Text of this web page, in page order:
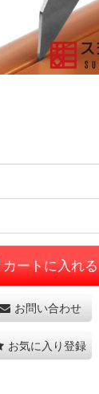
カートに入れる
お問い合わせ
お気に入り登録